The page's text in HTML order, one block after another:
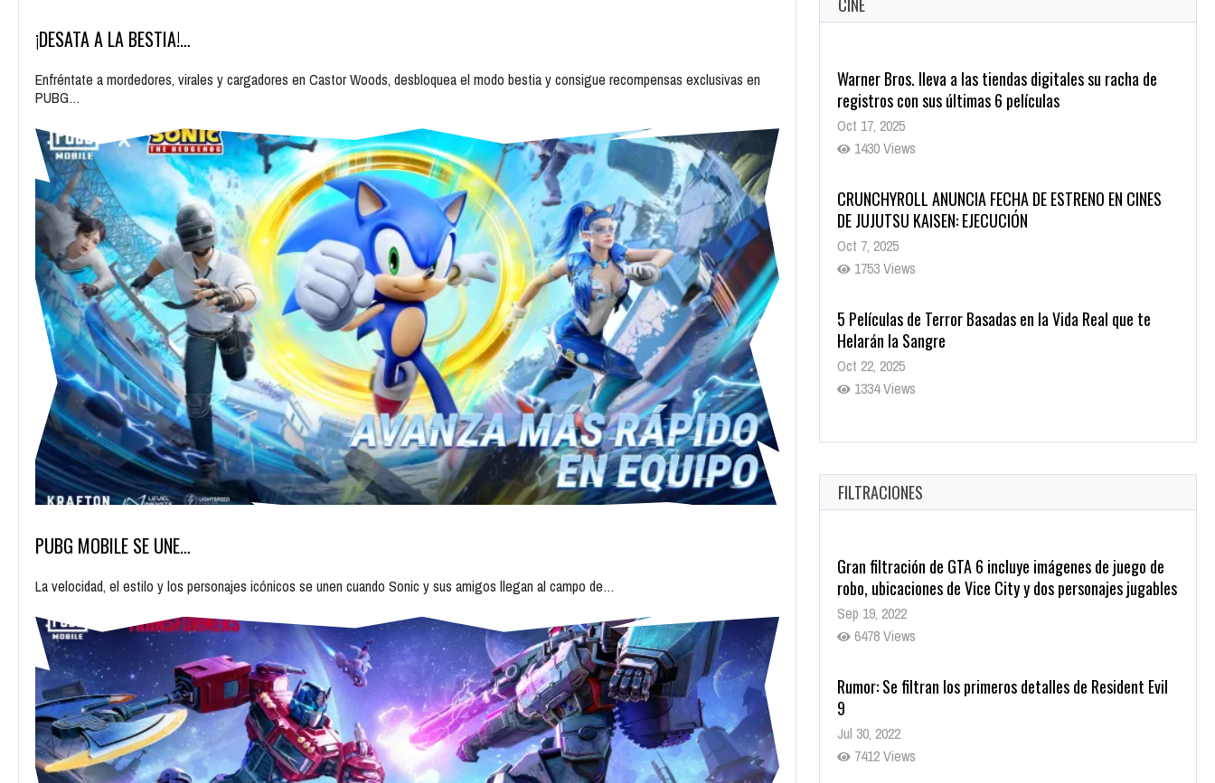
¡DESATA A LA BESTIA!…
Enfréntate a mordedores, virales y cargadores en Castor Woods, desbloquea el modo bestia y consigue recompensas exclusivas en
PUBG…
PUBG MOBILE SE UNE…
La velocidad, el estilo y los personajes icónicos se unen cuando Sonic y sus amigos llegan al campo de…
CRUNCHYROLL ANUNCIA FECHA DE ESTRENO EN CINES
DE JUJUTSU KAISEN: EJECUCIÓN
Oct 7, 2025
1753 Views
5 Películas de Terror Basadas en la Vida Real que te
Helarán la Sangre
Oct 22, 2025
1334 Views
Revive el terror: El conjuro 4: Últimos ritos ya está
disponible en tiendas digitales
Oct 20, 2025
1374 Views
Warner Bros. lleva a las tiendas digitales su racha de
Oct 17, 2025
1430 Views
FILTRACIONES
Gran filtración de GTA 6 incluye imágenes de juego de
robo, ubicaciones de Vice City y dos personajes jugables
Sep 19, 2022
6478 Views
Rumor: Se filtran los primeros detalles de Resident Evil
9
Jul 30, 2022
7412 Views